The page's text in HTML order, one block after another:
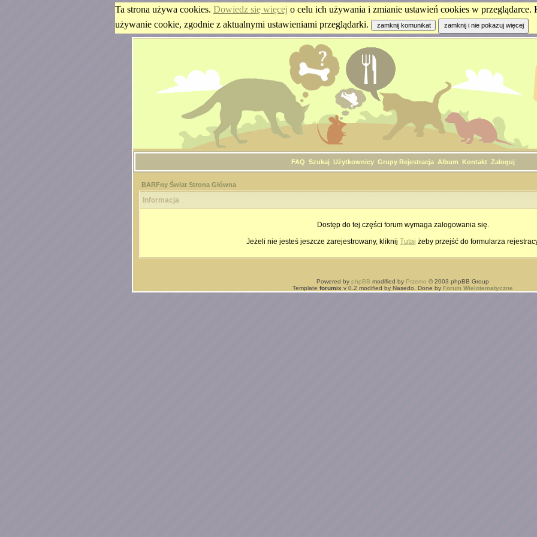
Ta strona używa cookies. Dowiedz się więcej o celu ich używania i zmianie ustawień cookies w przeglądarce.
używanie cookie, zgodnie z aktualnymi ustawieniami przeglądarki.
FAQ Szukaj Użytkownicy Grupy Rejestracja Album Kontakt Zaloguj
BARFny Świat Strona Główna
Informacja
Dostęp do tej części forum wymaga zalogowania się.
Jeżeli nie jesteś jeszcze zarejestrowany, kliknij Tutaj żeby przejść do formularza
Powered by phpBB modified by Przemo © 2003 phpBB Group
Template forumix v 0.2 modified by Nasedo. Done by Forum Wielotematyczne